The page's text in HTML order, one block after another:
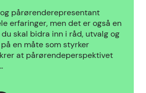
pårørenderepresentant
erfaringer, men det er også en
skal bidra inn i råd, utvalg og
en måte som styrker
at pårørendeperspektivet